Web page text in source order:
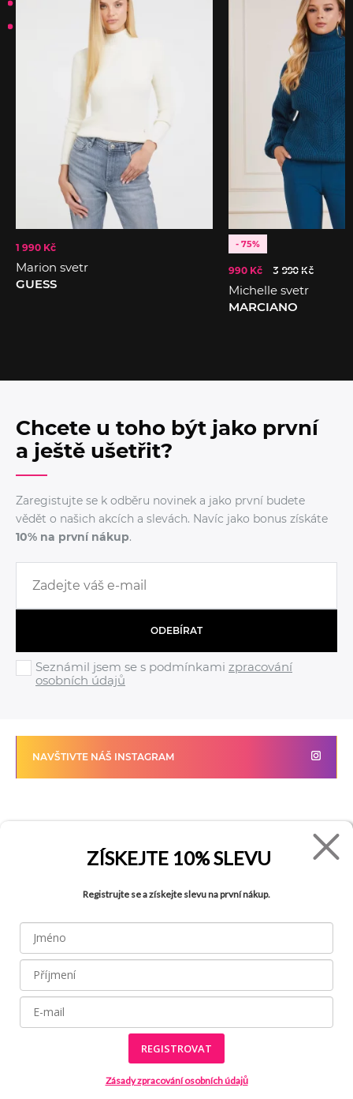
1 990 Kč
Marion svetr
GUESS
- 75%
990 Kč 3 990 Kč
Michelle svetr
MARCIANO
Chcete u toho být jako první
a ještě ušetřit?
Zaregistujte se k odběru novinek a jako první budete
vědět o našich akcích a slevách. Navíc jako bonus získáte
10% na první nákup.
ODEBÍRAT
Seznámil jsem se s podmínkami zpracování
osobních údajů
NAVŠTIVTE NÁŠ INSTAGRAM
Obchody
Blog
Vrácení zboží
Ochrana osobních údajů
Všechny práva vyhrazena © 2026
ZÍSKEJTE 10% SLEVU
Registrujte se a získejte slevu na první nákup.
REGISTROVAT
Zásady zpracování osobních údajů